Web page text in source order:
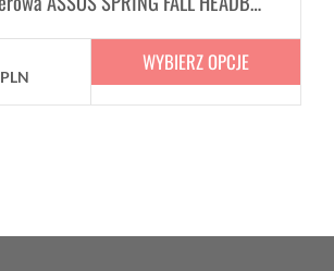
PLN
WYBIERZ OPCJE